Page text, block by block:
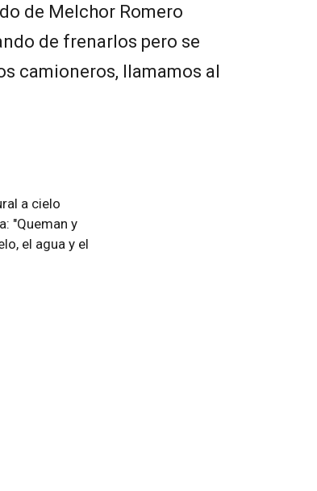
de Melchor Romero
de frenarlos pero se
camioneros, llamamos al